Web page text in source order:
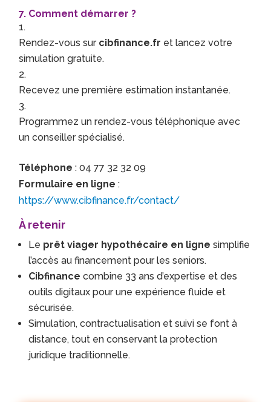
7. Comment démarrer ?
Rendez-vous sur cibfinance.fr et lancez votre
simulation gratuite.
Recevez une première estimation instantanée.
Programmez un rendez-vous téléphonique avec
un conseiller spécialisé.
Téléphone : 04 77 32 32 09
Formulaire en ligne :
https://www.cibfinance.fr/contact/
À retenir
Le prêt viager hypothécaire en ligne simplifie
l’accès au financement pour les seniors.
Cibfinance combine 33 ans d’expertise et des
outils digitaux pour une expérience fluide et
sécurisée.
Simulation, contractualisation et suivi se font à
distance, tout en conservant la protection
juridique traditionnelle.